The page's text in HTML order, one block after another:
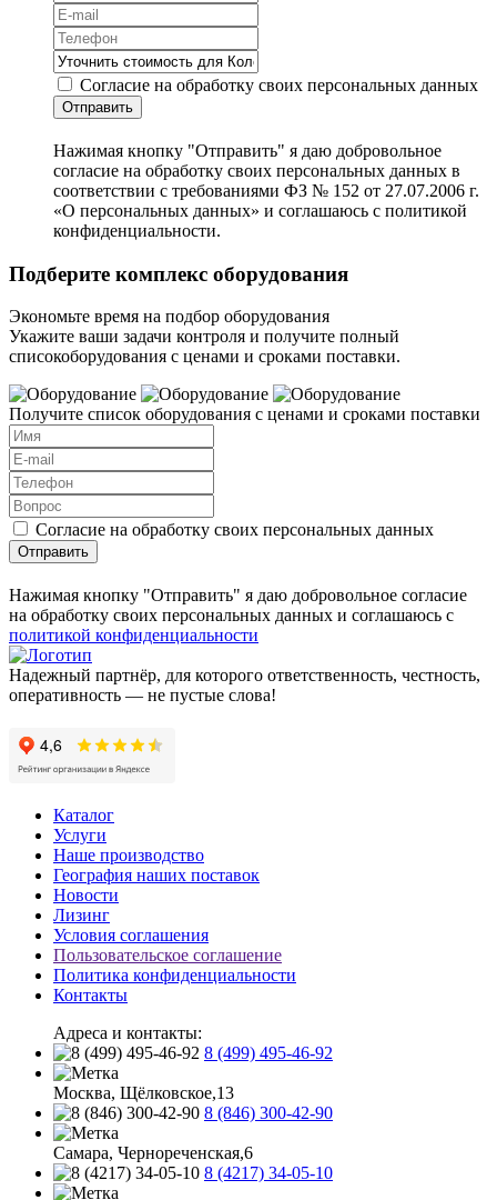
Согласие на обработку своих персональных данных
Отправить
Нажимая кнопку "Отправить" я даю добровольное
согласие на обработку своих персональных данных в
соответствии с требованиями ФЗ № 152 от 27.07.2006 г.
«О персональных данных» и соглашаюсь с политикой
конфиденциальности.
Подберите комплекс оборудования
Экономьте время на подбор оборудования
Укажите ваши задачи контроля и получите полный
списокоборудования с ценами и сроками поставки.
Получите список оборудования с ценами и сроками поставки
Согласие на обработку своих персональных данных
Отправить
Нажимая кнопку "Отправить" я даю добровольное согласие
на обработку своих персональных данных и соглашаюсь с
политикой конфиденциальности
Надежный партнёр, для которого ответственность, честность,
оперативность — не пустые слова!
Каталог
Услуги
Наше производство
География наших поставок
Новости
Лизинг
Условия соглашения
Пользовательское соглашение
Политика конфиденциальности
Контакты
Адреса и контакты:
8 (499) 495-46-92
Москва, Щёлковское,13
8 (846) 300-42-90
Самара, Чернореченская,6
8 (4217) 34-05-10